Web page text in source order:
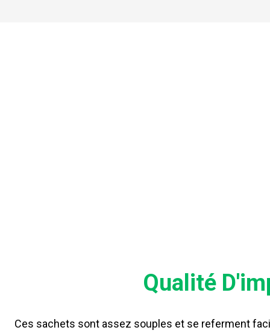
Qualité
Ces sachets sont assez souples et se referment